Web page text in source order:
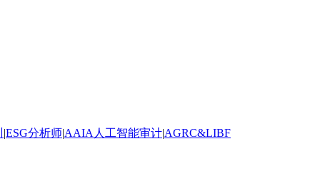
|ESG分析师|AAIA人工智能审计|AGRC&LIBF